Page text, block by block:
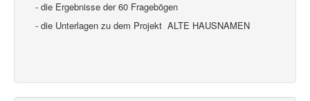
- die Ergebnisse der 60 Fragebögen
- die Unterlagen zu dem Projekt ALTE HAUSNAMEN